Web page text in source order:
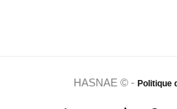
HASNAE © - Politique